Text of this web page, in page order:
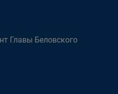
Главы Беловского